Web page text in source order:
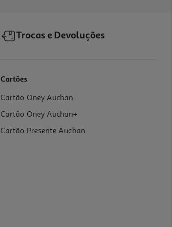
Trocas e Devoluções
Cartões
Cartão Oney Auchan
Cartão Oney Auchan+
Cartão Presente Auchan